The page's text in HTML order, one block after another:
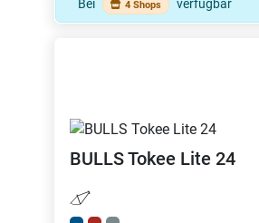
Bei 4 Shops verfügbar
BULLSTokee Lite 24